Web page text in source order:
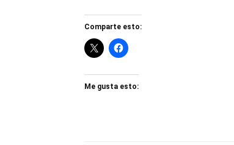
Comparte esto:
Me gusta esto: